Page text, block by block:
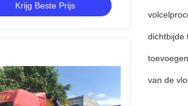
Krijg Beste Prijs
dichtbijde
toevoegen
van de